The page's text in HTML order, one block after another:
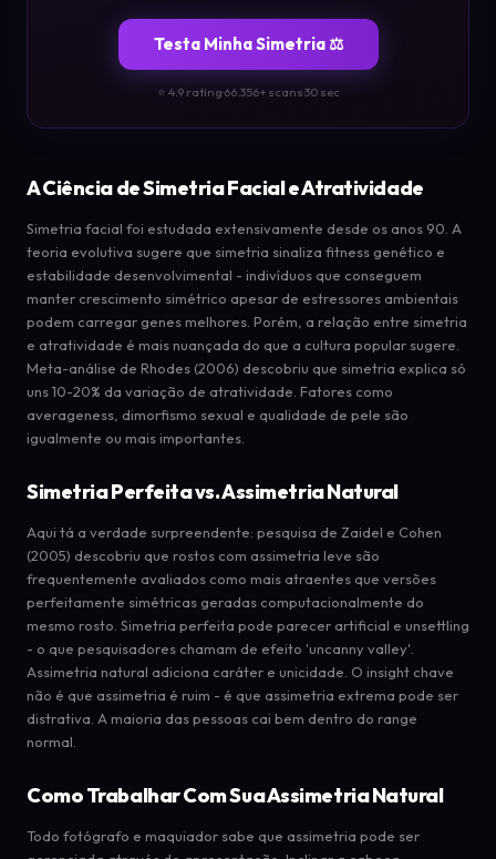
Testa Minha Simetria ⚖️
⭐ 4.9 rating·66.356+ scans·30 sec
A Ciência de Simetria Facial e Atratividade
Simetria facial foi estudada extensivamente desde os anos 90. A
teoria evolutiva sugere que simetria sinaliza fitness genético e
estabilidade desenvolvimental - indivíduos que conseguem
manter crescimento simétrico apesar de estressores ambientais
podem carregar genes melhores. Porém, a relação entre simetria
e atratividade é mais nuançada do que a cultura popular sugere.
Meta-análise de Rhodes (2006) descobriu que simetria explica só
uns 10-20% da variação de atratividade. Fatores como
averageness, dimorfismo sexual e qualidade de pele são
igualmente ou mais importantes.
Simetria Perfeita vs. Assimetria Natural
Aqui tá a verdade surpreendente: pesquisa de Zaidel e Cohen
(2005) descobriu que rostos com assimetria leve são
frequentemente avaliados como mais atraentes que versões
perfeitamente simétricas geradas computacionalmente do
mesmo rosto. Simetria perfeita pode parecer artificial e unsettling
- o que pesquisadores chamam de efeito 'uncanny valley'.
Assimetria natural adiciona caráter e unicidade. O insight chave
não é que assimetria é ruim - é que assimetria extrema pode ser
distrativa. A maioria das pessoas cai bem dentro do range
normal.
Como Trabalhar Com Sua Assimetria Natural
Todo fotógrafo e maquiador sabe que assimetria pode ser